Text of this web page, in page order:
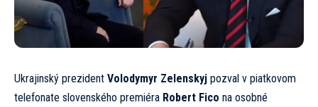
Ukrajinský prezident Volodymyr Zelenskyj pozval v piatkovom
telefonate slovenského premiéra Robert Fico na osobné